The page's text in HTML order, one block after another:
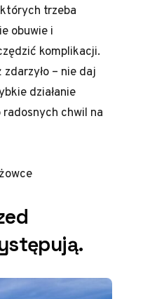
trzeba
obuwie i
komplikacji.
– nie daj
działanie
chwil na